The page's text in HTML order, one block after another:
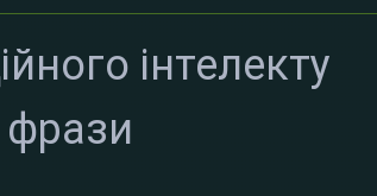
інтелекту
фрази